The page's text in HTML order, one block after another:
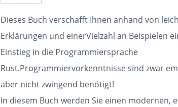
Dieses Buch verschafft Ihnen anhand von
Erklärungen und einerVielzahl an Beispielen
Einstieg in die Programmiersprache
Rust.Programmiervorkenntnisse sind zwar
aber nicht zwingend benötigt!
In diesem Buch werden Sie einen modernen,